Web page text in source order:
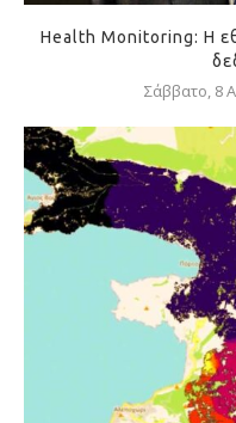
Health Monitoring: Η
Σάββατο, 8